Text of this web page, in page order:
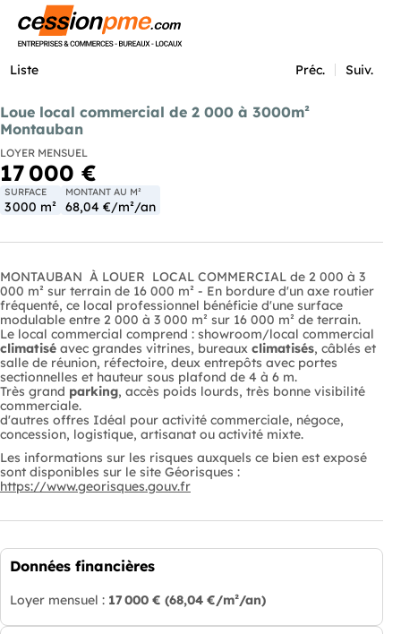
Liste Préc. Suiv.
Loue local commercial de 2 000 à 3000m²
Montauban
LOYER MENSUEL
17 000 €
SURFACE
3 000 m²
MONTANT AU M²
68,04 €/m²/an
MONTAUBAN  À LOUER  LOCAL COMMERCIAL de 2 000 à 3
000 m² sur terrain de 16 000 m² - En bordure d'un axe routier
fréquenté, ce local professionnel bénéficie d'une surface
modulable entre 2 000 à 3 000 m² sur 16 000 m² de terrain.
Le local commercial comprend : showroom/local commercial
climatisé avec grandes vitrines, bureaux climatisés, câblés et
salle de réunion, réfectoire, deux entrepôts avec portes
sectionnelles et hauteur sous plafond de 4 à 6 m.
Très grand parking, accès poids lourds, très bonne visibilité
commerciale.
d'autres offres Idéal pour activité commerciale, négoce,
concession, logistique, artisanat ou activité mixte.
Les informations sur les risques auxquels ce bien est exposé
sont disponibles sur le site Géorisques :
https://www.georisques.gouv.fr
Données financières
Loyer mensuel : 17 000 € (68,04 €/m²/an)